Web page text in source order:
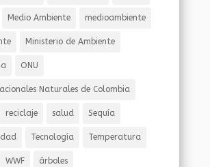
Medio Ambiente medioambiente
Ministerio de Ambiente
ONU
Naturales de Colombia
reciclaje salud Sequía
Tecnología Temperatura
WWF árboles